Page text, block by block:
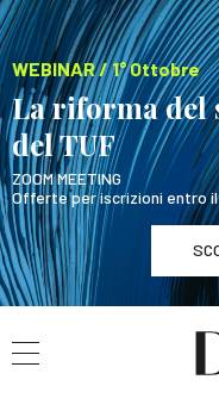
WEBINAR / 1° Ottobre
La riforma del
del TUF
ZOOM MEETING
Offerte per iscrizioni entro
La riforma del